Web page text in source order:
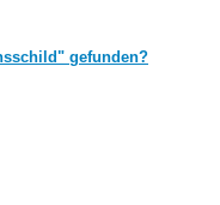
gefunden?